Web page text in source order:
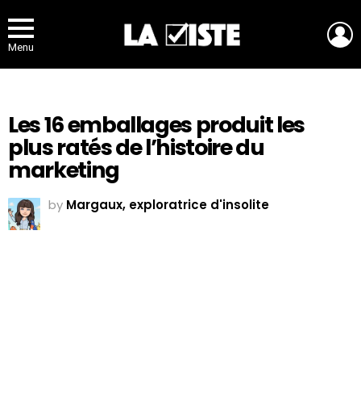
Menu
Les 16 emballages produit les
plus ratés de l’histoire du
marketing
by Margaux, exploratrice d'insolite